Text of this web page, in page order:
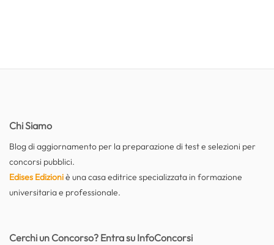
Chi Siamo
Blog di aggiornamento per la preparazione di test e selezioni per
concorsi pubblici.
Edises Edizioniè una casa editrice specializzata in formazione
universitaria e professionale.
Cerchi un Concorso? Entra su InfoConcorsi